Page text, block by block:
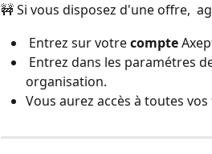
🚧 Si vous disposez d'une offre,
Entrez sur votre compte
organisation.
Vous aurez accès à toutes